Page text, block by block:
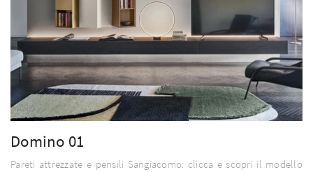
Domino 01
Pareti attrezzate e pensili Sangiacomo: clicca e scopri il modello